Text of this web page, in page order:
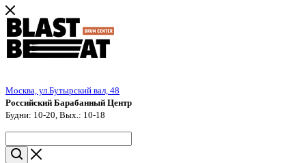
Москва, ул.Бутырский вал, 48
Российский Барабанный Центр
Будни: 10-20, Вых.: 10-18